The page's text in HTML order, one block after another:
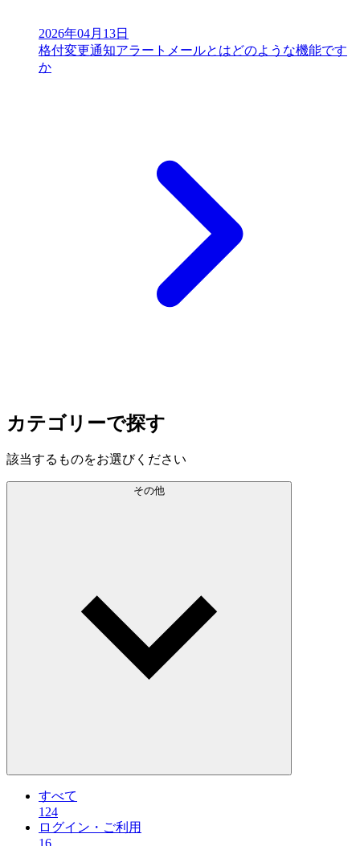
2026年04月13日
格付変更通知アラートメールとはどのような機能です
か
カテゴリーで探す
該当するものをお選びください
その他
すべて
124
ログイン・ご利用